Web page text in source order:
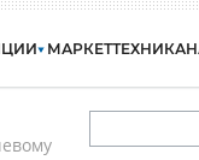
МАРКЕТТЕХНИКА